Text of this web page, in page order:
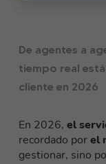
De agentes a
tiempo real
cliente en 2026
En 2026, el
recordado porel
gestionar, sino